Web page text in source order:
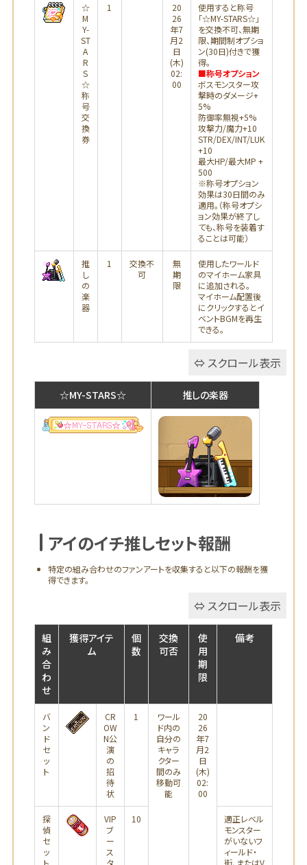
☆
M
Y-
ST
A
R
S
☆
称
号
交
換
券
1
20
26
年7
月2
日
(木)
02:
00
使用すると称号
「☆MY-STARS☆」
を交換不可、無期
限、期間制オプショ
ン(30日)付きで獲
得。
■称号オプション
ボスモンスター攻
撃時のダメージ+
5%
防御率無視+5%
攻撃力/魔力+10
STR/DEX/INT/LUK
+10
最大HP/最大MP +
500
※称号オプション
効果は30日間のみ
適用。（称号オプシ
ョン効果が終了し
ても、称号を装着す
ることは可能）
推
し
の
楽
器
1
交換不
可
無
期
限
使用したワールド
のマイホーム家具
に追加される。
マイホーム配置後
にクリックするとイ
ベントBGMを再生
できる。
☆MY-STARS☆ 推しの楽器
アイのイチ推しセット報酬
特定の組み合わせのファンアートを収集すると以下の報酬を獲
得できます。
組
み
合
わ
せ
獲得アイテ
ム
個
数
交換
可否
使
用
期
限
備考
バ
ン
ド
セ
ッ
ト
CR
OW
N公
演
の
招
待
状
1
ワール
ド内の
自分の
キャラ
クター
間のみ
移動可
能
20
26
年7
月2
日
(木)
02:
00
探
偵
セ
ッ
ト
VIP
ブ
ー
ス
タ
10
適正レベル
モンスター
がいないフ
ィールド・
街、またはV